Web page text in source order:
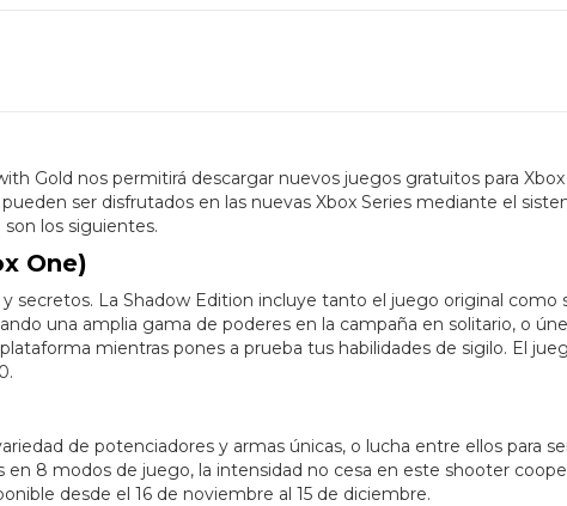
Gold nos permitirá descargar nuevos juegos gratuitos para
ser disfrutados en las nuevas Xbox Series mediante el
los siguientes.
One)
secretos. La Shadow Edition incluye tanto el juego original como
una amplia gama de poderes en la campaña en solitario, o
mientras pones a prueba tus habilidades de sigilo. El
de potenciadores y armas únicas, o lucha entre ellos para
en 8 modos de juego, la intensidad no cesa en este shooter
desde el 16 de noviembre al 15 de diciembre.